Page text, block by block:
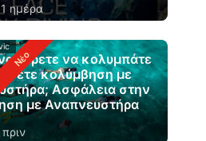
ημέρα
ξέρετε να κολυμπάτε
κολύμβηση με
Ασφάλεια στην
με Αναπνευστήρα